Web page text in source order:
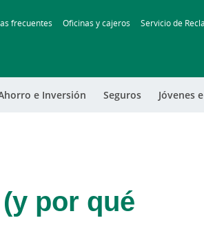
to
frecuentes Oficinas y cajeros Servicio de
e Inversión Seguros Jóvenes
por qué